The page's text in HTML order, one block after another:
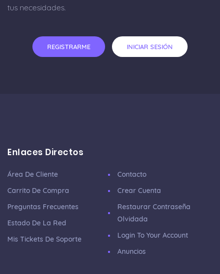
tus necesidades.
REGISTRARME INICIAR SESIÓN
Enlaces Directos
Área De Cliente
Carrito De Compra
Preguntas Frecuentes
Estado De La Red
Mis Tickets De Soporte
Contacto
Crear Cuenta
Restaurar Contraseña
Olvidada
Login To Your Account
Anuncios